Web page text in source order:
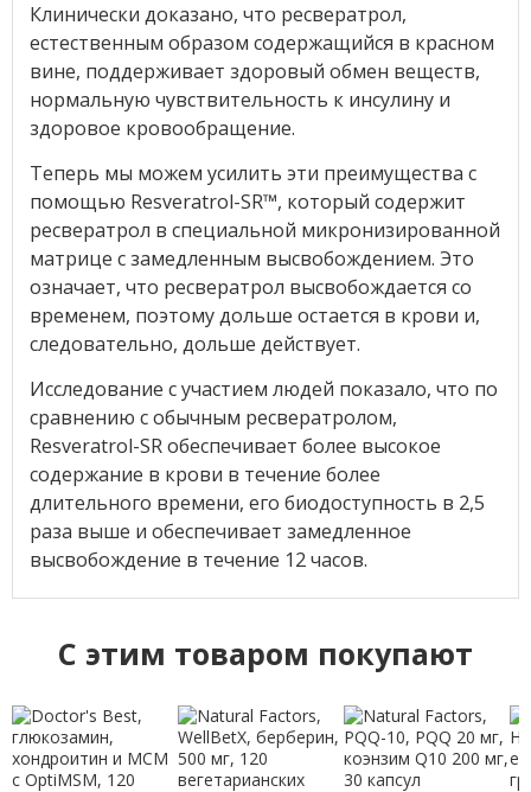
Клинически доказано, что ресвератрол,
естественным образом содержащийся в красном
вине, поддерживает здоровый обмен веществ,
нормальную чувствительность к инсулину и
здоровое кровообращение.
Теперь мы можем усилить эти преимущества с
помощью Resveratrol-SR™, который содержит
ресвератрол в специальной микронизированной
матрице с замедленным высвобождением. Это
означает, что ресвератрол высвобождается со
временем, поэтому дольше остается в крови и,
следовательно, дольше действует.
Исследование с участием людей показало, что по
сравнению с обычным ресвератролом,
Resveratrol-SR обеспечивает более высокое
содержание в крови в течение более
длительного времени, его биодоступность в 2,5
раза выше и обеспечивает замедленное
высвобождение в течение 12 часов.
C этим товаром покупают